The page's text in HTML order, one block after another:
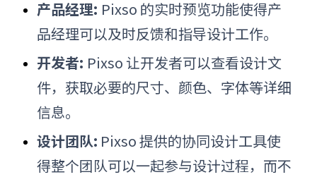
产品经理: Pixso 的实时预览功能使得产
品经理可以及时反馈和指导设计工作。
开发者: Pixso 让开发者可以查看设计文
件，获取必要的尺寸、颜色、字体等详细
信息。
设计团队: Pixso 提供的协同设计工具使
得整个团队可以一起参与设计过程，而不